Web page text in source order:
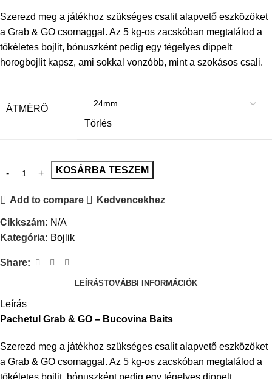
Szerezd meg a játékhoz szükséges csalit alapvető eszközöket
a Grab & GO csomaggal. Az 5 kg-os zacskóban megtalálod a
tökéletes bojlit, bónuszként pedig egy tégelyes dippelt
horogbojlit kapsz, ami sokkal vonzóbb, mint a szokásos csali.
ÁTMÉRŐ
Törlés
KOSÁRBA TESZEM
Add to compare Kedvencekhez
Cikkszám: N/A
Kategória: Bojlik
Share:
LEÍRÁSTOVÁBBI INFORMÁCIÓK
Leírás
Pachetul Grab & GO – Bucovina Baits
Szerezd meg a játékhoz szükséges csalit alapvető eszközöket
a Grab & GO csomaggal. Az 5 kg-os zacskóban megtalálod a
tökéletes bojlit, bónuszként pedig egy tégelyes dippelt